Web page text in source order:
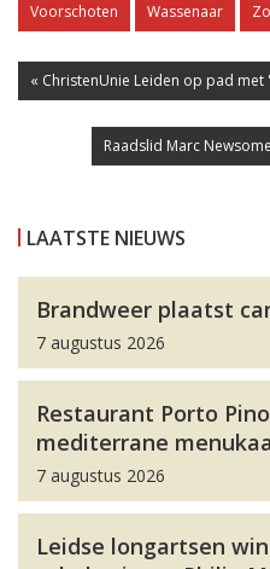
Voorschoten
Wassenaar
« ChristenUnie Leiden op pad met
Raadslid Marc
LAATSTE NIEUWS
Brandweer plaatst
7 augustus 2026
Restaurant Porto
mediterrane
7 augustus 2026
Leidse longartsen